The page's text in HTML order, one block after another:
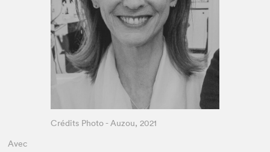
Avec
Crédits Photo - Auzou, 2021